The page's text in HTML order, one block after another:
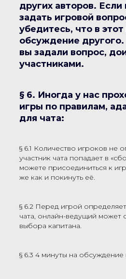
других авторов. Если
задать игровой
убедитесь, что в
обсуждение
вы задали вопрос,
участниками.
§ 6. Иногда у нас
игры по правилам,
для чата:
§ 6.1 Количество игроков не
участник чата попадает в
можете присоединиться к
же как и покинуть её.
§ 6.2 Перед игрой
чата, онлайн-ведущий может
выбора капитана.
§ 6.3 4 минуты на обсуждение